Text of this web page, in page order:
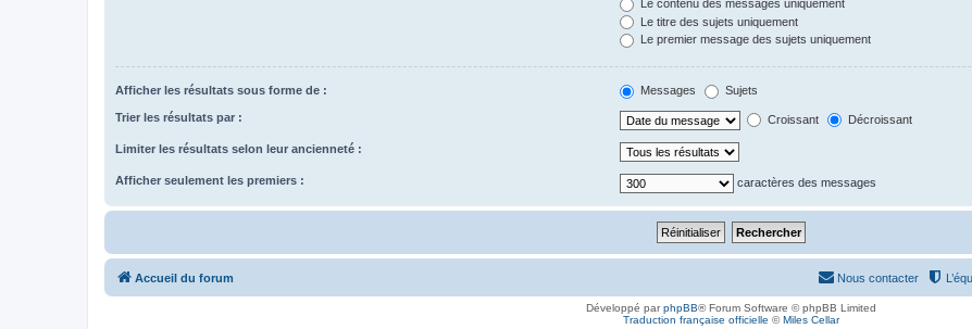
Le contenu des messages uniquement
Le titre des sujets uniquement
Le premier message des sujets uniquement
Afficher les résultats sous forme de : Messages Sujets
Trier les résultats par : Croissant Décroissant
Limiter les résultats selon leur ancienneté :
Afficher seulement les premiers : caractères des messages
Accueil du forum Nous contacter
Développé parphpBB® Forum Software © phpBB Limited
Traduction française officielle ©Miles Cellar